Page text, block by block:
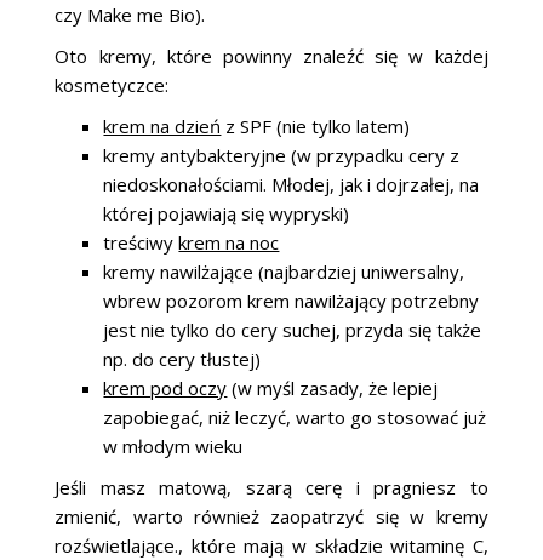
czy Make me Bio).
Oto kremy, które powinny znaleźć się w każdej
kosmetyczce:
krem na dzień z SPF (nie tylko latem)
kremy antybakteryjne (w przypadku cery z
niedoskonałościami. Młodej, jak i dojrzałej, na
której pojawiają się wypryski)
treściwykrem na noc
kremy nawilżające (najbardziej uniwersalny,
wbrew pozorom krem nawilżający potrzebny
jest nie tylko do cery suchej, przyda się także
np. do cery tłustej)
krem pod oczy (w myśl zasady, że lepiej
zapobiegać, niż leczyć, warto go stosować już
w młodym wieku
Jeśli masz matową, szarą cerę i pragniesz to
zmienić, warto również zaopatrzyć się w kremy
rozświetlające., które mają w składzie witaminę C,